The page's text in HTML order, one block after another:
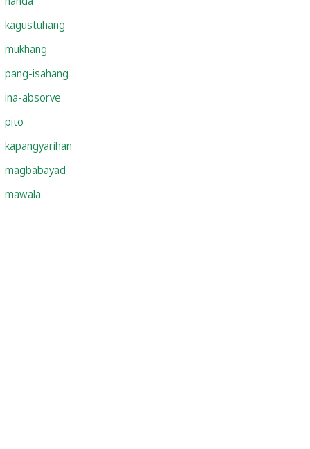
kagustuhang
mukhang
pang-isahang
ina-absorve
pito
kapangyarihan
magbabayad
mawala